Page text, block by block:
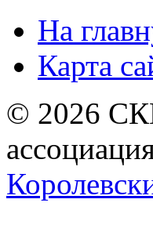
На
Карта
© 2026